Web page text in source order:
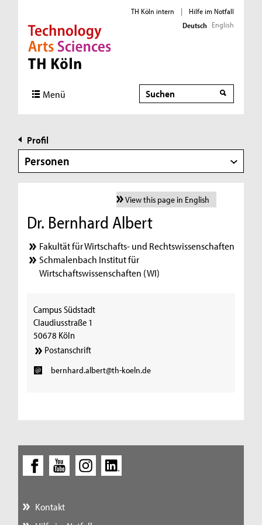
Direkt zur Hauptnavigation
Direkt zur Subnavigation
Direkt zum Inhalt
Direkt zum Fußbereich
TH Köln intern |
Hilfe im Notfall
Deutsch English
Menü Suche
Profil
Personen
View this page in English
Dr. Bernhard Albert
Fakultät für Wirtschafts- und Rechtswissenschaften
Schmalenbach Institut für
Wirtschaftswissenschaften (WI)
Campus Südstadt
Claudiusstraße 1
50678 Köln
Postanschrift
bernhard.albert@th-koeln.de
Kontakt